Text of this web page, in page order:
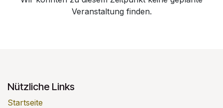
Veranstaltung finden.
Nützliche Links
Startseite